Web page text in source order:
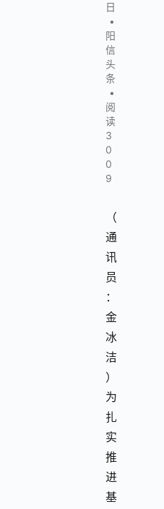
日
•
阳
信
头
条
•
阅
读
3
0
0
9
（
通
讯
员
：
金
冰
洁
）
为
扎
实
推
进
基